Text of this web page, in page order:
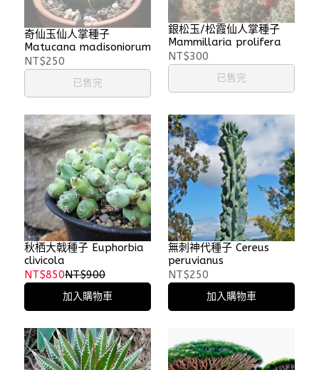
奇仙玉仙人掌種子
Matucana madisoniorum
NT$250
已售完
銀松玉/松霞仙人掌種子
Mammillaria prolifera
NT$300
已售完
秋栖大戟種子 Euphorbia
clivicola
NT$850NT$900
加入購物車
無刺神代種子 Cereus
peruvianus
NT$250
加入購物車